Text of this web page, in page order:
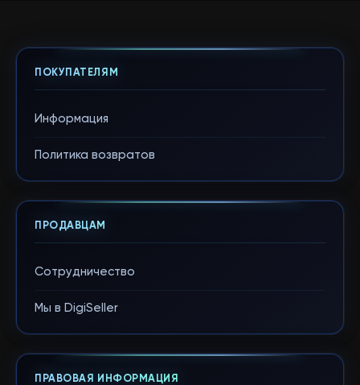
ПОКУПАТЕЛЯМ
Информация
Политика возвратов
ПРОДАВЦАМ
Сотрудничество
Мы в DigiSeller
ПРАВОВАЯ ИНФОРМАЦИЯ